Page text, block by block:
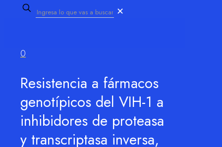
✕
0
Resistencia a fármacos
genotípicos del VIH-1 a
inhibidores de proteasa
y transcriptasa inversa,